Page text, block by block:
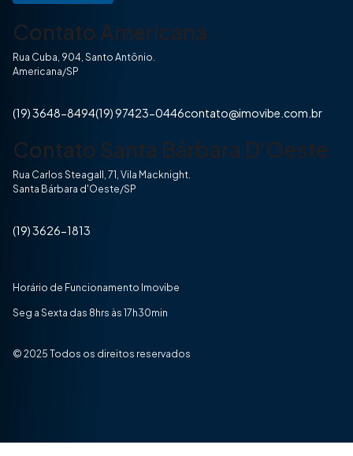
Contato Americana
Rua Cuba, 904, Santo Antônio.
Americana/SP
(19) 3648-8494(19) 97423-0446contato@imovibe.com.br
Contato Santa Bárbara D'Oeste
Rua Carlos Steagall, 71, Vila Macknight.
Santa Bárbara d'Oeste/SP
(19) 3626-1813
Horário de Funcionamento Imovibe
Seg a Sexta das 8hrs às 17h30min
© 2025 Todos os direitos reservados